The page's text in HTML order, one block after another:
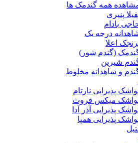
همه گندمک ها
پنیری
بادام
درجه یک
اعلا
(گندم شور)
شیرین
و شاهدانه مخلوط
پذیرایی نارتام
میکس فروت
پذیرایی آذر آدا
پذیرایی همپا